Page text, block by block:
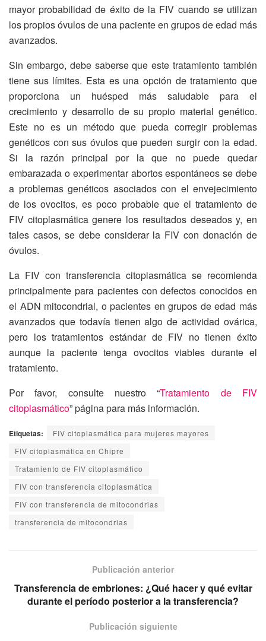
mayor probabilidad de éxito de la FIV cuando se utilizan
los propios óvulos de una paciente en grupos de edad más
avanzados.
Sin embargo, debe saberse que este tratamiento también
tiene sus límites. Esta es una opción de tratamiento que
proporciona un huésped más saludable para el
crecimiento y desarrollo de su propio material genético.
Este no es un método que pueda corregir problemas
genéticos con sus óvulos que pueden surgir con la edad.
Si la razón principal por la que no puede quedar
embarazada o experimentar abortos espontáneos se debe
a problemas genéticos asociados con el envejecimiento
de los ovocitos, es poco probable que el tratamiento de
FIV citoplasmática genere los resultados deseados y, en
tales casos, se debe considerar la FIV con donación de
óvulos.
La FIV con transferencia citoplasmática se recomienda
principalmente para pacientes con defectos conocidos en
el ADN mitocondrial, o pacientes en grupos de edad más
avanzados que todavía tienen algo de actividad ovárica,
pero los tratamientos estándar de FIV no tienen éxito
aunque la paciente tenga ovocitos viables durante el
tratamiento.
Por favor, consulte nuestro “Tratamiento de FIV
citoplasmático” página para más información.
Etiquetas:
FIV citoplasmática para mujeres mayores
FIV citoplasmática en Chipre
Tratamiento de FIV citoplasmático
FIV con transferencia citoplasmática
FIV con transferencia de mitocondrias
transferencia de mitocondrias
Publicación anterior
Transferencia de embriones: ¿Qué hacer y qué evitar
durante el período posterior a la transferencia?
Publicación siguiente